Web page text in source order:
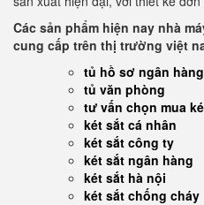
Các sản phẩm hiện nay nhà
cung cấp trên thị trường việt
tủ hồ sơ ngân hàng
tủ văn phòng
tư vấn chọn mua
két sắt cá nhân
két sắt công ty
két sắt ngân hàng
két sắt hà nội
két sắt chống cháy